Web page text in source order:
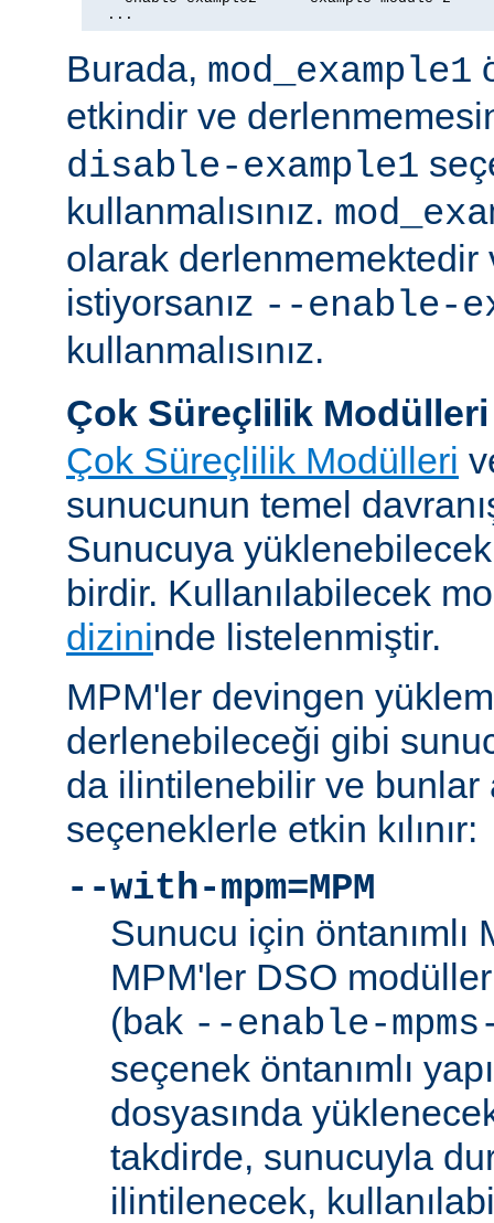
  ...
Burada, mod_example1
etkindir ve
disable-example1
kullanmalısınız.
olarak derlenmemektedir
istiyorsanız --enable-
kullanmalısınız.
Çok Süreçlilik Modülleri
Çok Süreçlilik Modülleri
sunucunun temel
Sunucuya yüklenebilecek
birdir. Kullanılabilecek
dizininde listelenmiştir.
MPM'ler devingen
derlenebileceği gibi
da ilintilenebilir ve bunlar
seçeneklerle etkin kılınır:
--with-mpm=MPM
Sunucu için öntanımlı
MPM'ler DSO
(bak --enable-
seçenek öntanımlı
dosyasında
takdirde, sunucuyla
ilintilenecek,